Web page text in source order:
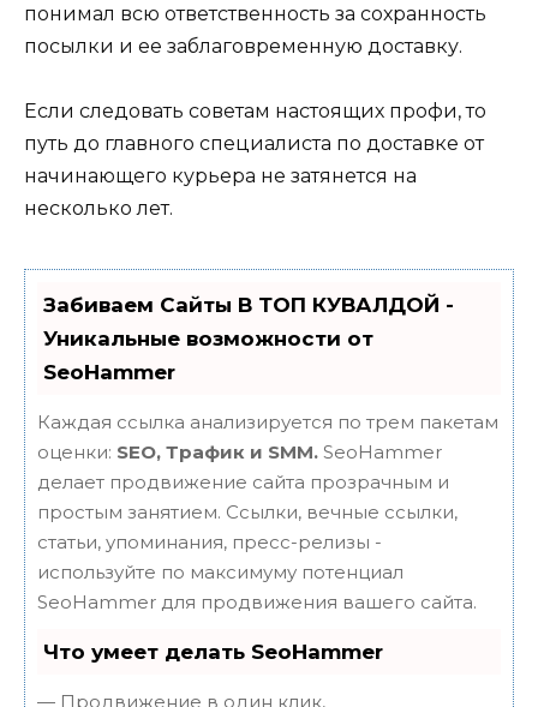
понимал всю ответственность за сохранность
посылки и ее заблаговременную доставку.
Если следовать советам настоящих профи, то
путь до главного специалиста по доставке от
начинающего курьера не затянется на
несколько лет.
Забиваем Сайты В ТОП КУВАЛДОЙ -
Уникальные возможности от
SeoHammer
Каждая ссылка анализируется по трем пакетам
оценки: SEO, Трафик и SMM. SeoHammer
делает продвижение сайта прозрачным и
простым занятием. Ссылки, вечные ссылки,
статьи, упоминания, пресс-релизы -
используйте по максимуму потенциал
SeoHammer для продвижения вашего сайта.
Что умеет делать SeoHammer
— Продвижение в один клик,